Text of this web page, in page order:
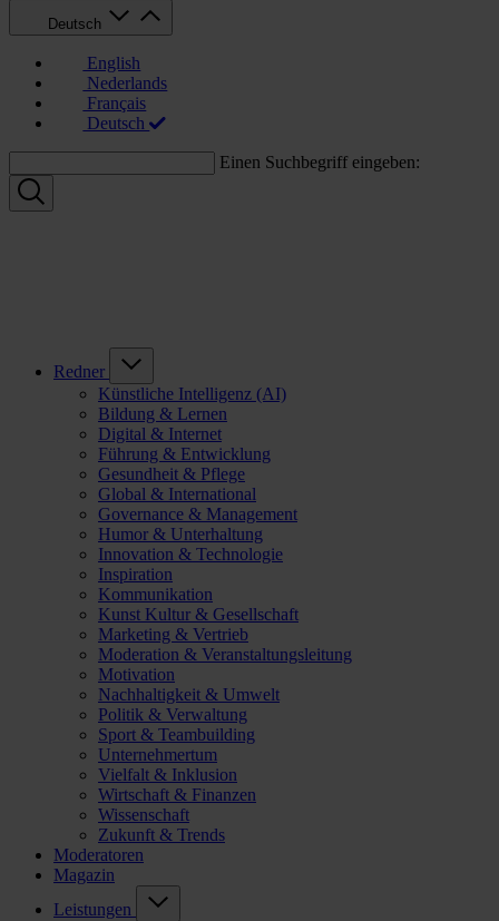
Deutsch
English
Nederlands
Français
Deutsch
Einen Suchbegriff eingeben:
Redner
Künstliche Intelligenz (AI)
Bildung & Lernen
Digital & Internet
Führung & Entwicklung
Gesundheit & Pflege
Global & International
Governance & Management
Humor & Unterhaltung
Innovation & Technologie
Inspiration
Kommunikation
Kunst Kultur & Gesellschaft
Marketing & Vertrieb
Moderation & Veranstaltungsleitung
Motivation
Nachhaltigkeit & Umwelt
Politik & Verwaltung
Sport & Teambuilding
Unternehmertum
Vielfalt & Inklusion
Wirtschaft & Finanzen
Wissenschaft
Zukunft & Trends
Moderatoren
Magazin
Leistungen